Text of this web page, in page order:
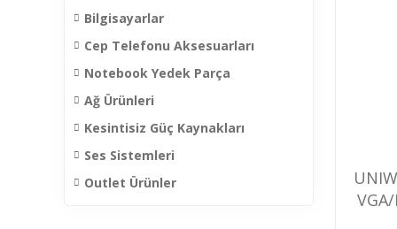
Bilgisayarlar
Cep Telefonu Aksesuarları
Notebook Yedek Parça
Ağ Ürünleri
Kesintisiz Güç Kaynakları
Ses Sistemleri
Outlet Ürünler